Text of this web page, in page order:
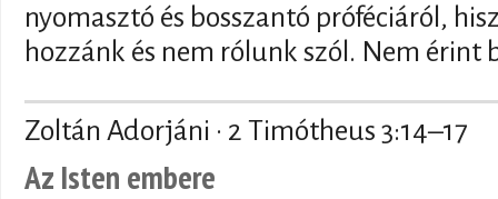
nyomasztó és bosszantó próféciáról,
hozzánk és nem rólunk szól. Nem
Zoltán Adorjáni · 2 Timótheus 3:14–17
Az Isten embere